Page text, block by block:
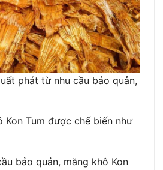
phát từ nhu cầu bảo quản,
Kon Tum được chế biến như
bảo quản, măng khô Kon